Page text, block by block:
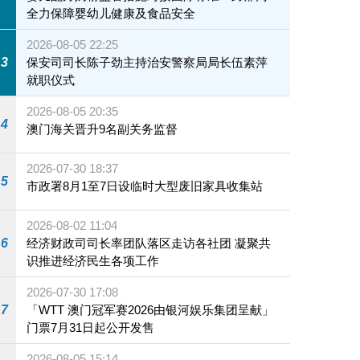
全力保障婴幼儿健康及食品安全
3
2026-08-05 22:25
保安司司长陈子劲主持治安警察局局长伍素萍
就职仪式
4
2026-08-05 20:35
澳门海关晋升9名副关务监督
5
2026-07-30 18:37
市政署8月1至7日设临时大型废旧家具收集站
6
2026-08-02 11:04
经济财政司司长率团队落区走访各社团 凝聚共
识推进经济民生各项工作
7
2026-07-30 17:08
「WTT 澳门冠军赛2026由银河娱乐集团呈献」
门票7月31日起公开发售